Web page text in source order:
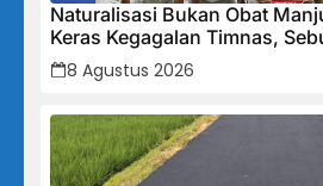
Naturalisasi Bukan Obat
Keras Kegagalan Timnas,
Bangsa Terabaikan Demi
8 Agustus 2026